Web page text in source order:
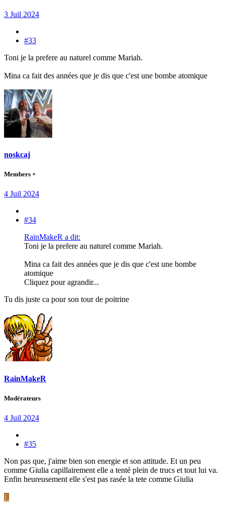
3 Juil 2024
#33
Toni je la prefere au naturel comme Mariah.
Mina ca fait des années que je dis que c'est une bombe atomique
noskcaj
Members +
4 Juil 2024
#34
RainMakeR a dit:
Toni je la prefere au naturel comme Mariah.
Mina ca fait des années que je dis que c'est une bombe
atomique
Cliquez pour agrandir...
Tu dis juste ca pour son tour de poitrine
RainMakeR
Modérateurs
4 Juil 2024
#35
Non pas que, j'aime bien son energie et son attitude. Et un peu
comme Giulia capillairement elle a tenté plein de trucs et tout lui va.
Enfin heureusement elle s'est pas rasée la tete comme Giulia
E